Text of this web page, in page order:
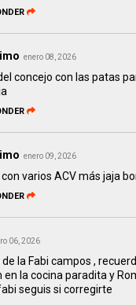
enero 08, 2026
concejo con las patas
enero 09, 2026
con varios ACV más jaja
06, 2026
de la Fabi campos ,
en la cocina paradita y
seguis si corregirte